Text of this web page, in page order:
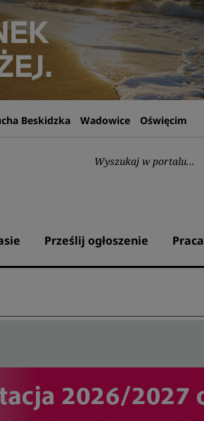
Beskidzka Wadowice Oświęcim
Prześlij ogłoszenie Praca